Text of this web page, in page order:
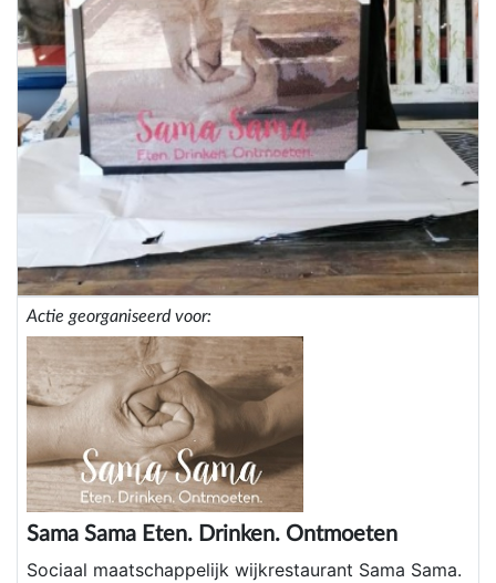
Actie georganiseerd voor:
Sama Sama Eten. Drinken. Ontmoeten
Sociaal maatschappelijk wijkrestaurant Sama Sama.